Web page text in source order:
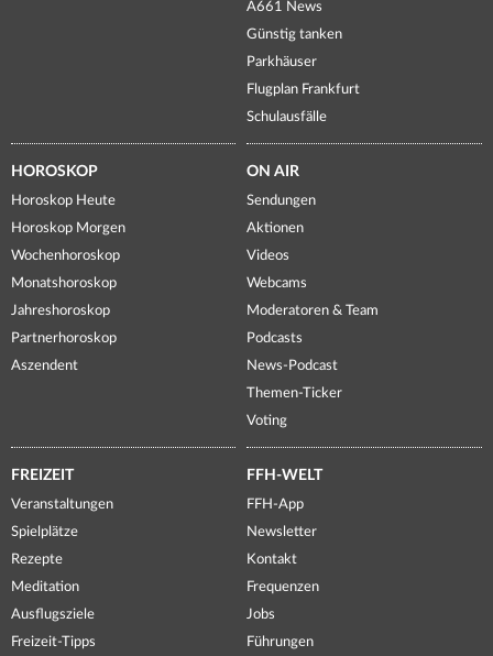
A661 News
Günstig tanken
Parkhäuser
Flugplan Frankfurt
Schulausfälle
HOROSKOP
Horoskop Heute
Horoskop Morgen
Wochenhoroskop
Monatshoroskop
Jahreshoroskop
Partnerhoroskop
Aszendent
ON AIR
Sendungen
Aktionen
Videos
Webcams
Moderatoren & Team
Podcasts
News-Podcast
Themen-Ticker
Voting
FREIZEIT
Veranstaltungen
Spielplätze
Rezepte
Meditation
Ausflugsziele
Freizeit-Tipps
FFH-WELT
FFH-App
Newsletter
Kontakt
Frequenzen
Jobs
Führungen